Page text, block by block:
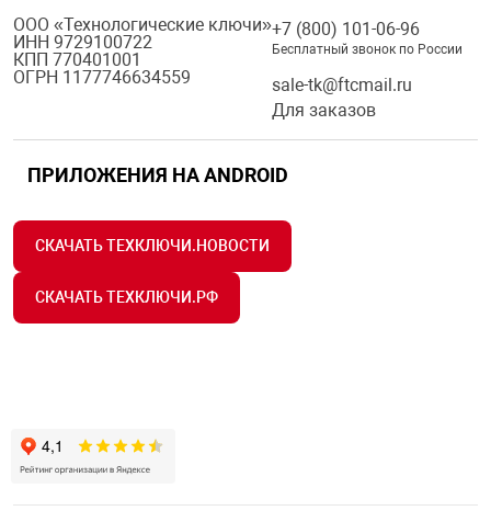
ООО «Технологические ключи»
ИНН 9729100722
КПП 770401001
ОГРН 1177746634559
+7 (800) 101-06-96
Бесплатный звонок по России
sale-tk@ftcmail.ru
Для заказов
ПРИЛОЖЕНИЯ НА ANDROID
СКАЧАТЬ ТЕХКЛЮЧИ.НОВОСТИ
СКАЧАТЬ ТЕХКЛЮЧИ.РФ